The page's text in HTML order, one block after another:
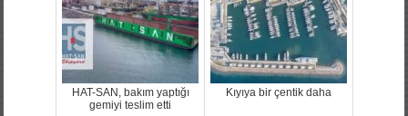
HAT-SAN, bakım yaptığı
gemiyi teslim etti
Kıyıya bir çentik daha